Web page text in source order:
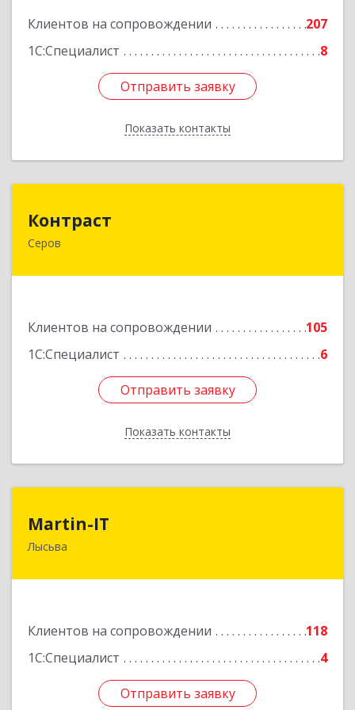
Клиентов на сопровождении
207
1С:Специалист
8
Отправить заявку
Показать контакты
Отправить заявку
Назад
Контраст
Серов
Клиентов на сопровождении
105
1С:Специалист
6
Отправить заявку
Показать контакты
624993, Свердловская обл, Серов г, Ленина ул,
Отправить заявку
Назад
Martin-IT
Лысьва
Клиентов на сопровождении
118
1С:Специалист
4
Отправить заявку
618900, Пермский край, Лысьва г, Смышляева
Отправить заявку